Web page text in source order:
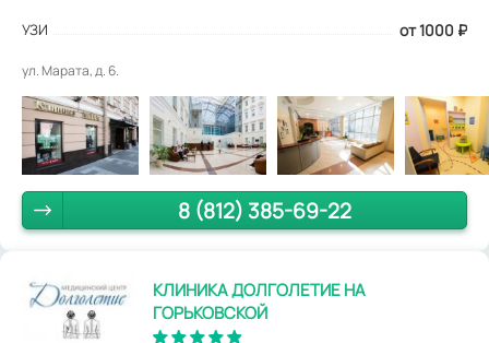
УЗИ от 1000 ₽
ул. Марата, д. 6.
8 (812) 385-69-22
КЛИНИКА ДОЛГОЛЕТИЕ НА
ГОРЬКОВСКОЙ